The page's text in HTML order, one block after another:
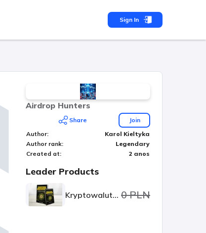
Sign In
Airdrop Hunters
Share
Join
Author:
Karol Kieltyka
Author rank:
Legendary
Created at: 2 anos
Leader Products
Kryptowaluty dla początkujących 0 PLN